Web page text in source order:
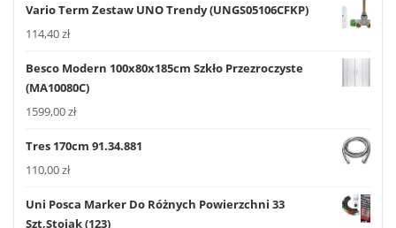
Vario Term Zestaw UNO Trendy (UNGS05106CFKP)
114,40zł
Besco Modern 100x80x185cm Szkło Przezroczyste
(MA10080C)
1599,00zł
Tres 170cm 91.34.881
110,00zł
Uni Posca Marker Do Różnych Powierzchni 33
Szt,Stojak (123)